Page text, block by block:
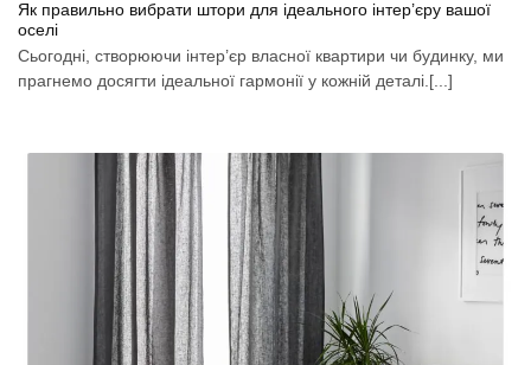
Як правильно вибрати штори для ідеального інтер’єру вашої
оселі
Сьогодні, створюючи інтер’єр власної квартири чи будинку, ми
прагнемо досягти ідеальної гармонії у кожній деталі.[...]